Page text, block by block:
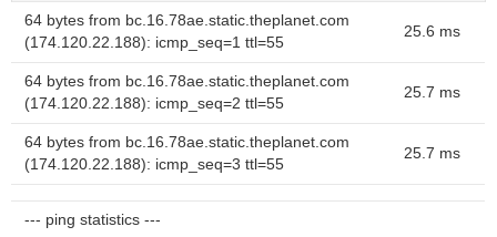
64 bytes from bc.16.78ae.static.theplanet.com
(174.120.22.188): icmp_seq=1 ttl=55
25.6 ms
64 bytes from bc.16.78ae.static.theplanet.com
(174.120.22.188): icmp_seq=2 ttl=55
25.7 ms
64 bytes from bc.16.78ae.static.theplanet.com
(174.120.22.188): icmp_seq=3 ttl=55
25.7 ms
--- ping statistics ---